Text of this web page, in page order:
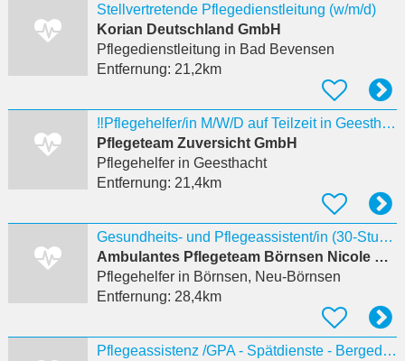
Stellvertretende Pflegedienstleitung (w/m/d)
Korian Deutschland GmbH
Pflegedienstleitung in Bad Bevensen
Entfernung: 21,2km
‼️Pflegehelfer/in M/W/D auf Teilzeit in Geesthacht gesucht ‼️
Pflegeteam Zuversicht GmbH
Pflegehelferin Geesthacht
Entfernung: 21,4km
Gesundheits- und Pflegeassistent/in (30-Stunden-Teilzeit ) (m/w/d)
Ambulantes Pflegeteam Börnsen Nicole Wysotzki
Pflegehelferin Börnsen, Neu-Börnsen
Entfernung: 28,4km
Pflegeassistenz /GPA - Spätdienste - Bergedorf - ambulante Pflege